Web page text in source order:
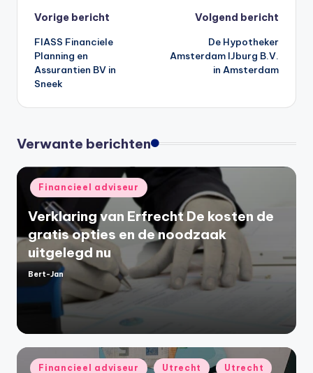
Bericht
navigatie
Vorige bericht
FIASS Financiele
Planning en
Assurantien BV in
Sneek
Volgend bericht
De Hypotheker
Amsterdam IJburg B.V.
in Amsterdam
Verwante berichten
Geplaatst
in
Financieel adviseur
Verklaring van Erfrecht De kosten de
gratis opties en de noodzaak
uitgelegd nu
Geplaatst
door
Bert-Jan
Geplaatst
Financieel adviseur Utrecht Utrecht